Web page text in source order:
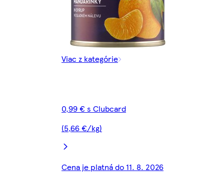
Viac z kategórie
0,99 € s Clubcard
(5,66 €/kg)
Cena je platná do 11. 8. 2026